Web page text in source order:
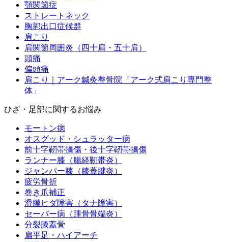
顎関節症
ストレートネック
胸郭出口症候群
肩こり
肩関節周囲炎（四十肩・五十肩）
頭痛
偏頭痛
肩こり｜アーク鍼灸整骨院「アーク式肩こり専門整
体」
ひざ・足部に関するお悩み
モートン病
オスグッド・シュラッター病
前十字靭帯損傷・後十字靭帯損傷
ランナー膝（腸経靭帯炎）
ジャンパー膝（膝蓋腱炎）
疲労骨折
巻き爪補正
滑膜ヒダ障害（タナ障害）
セーバー病（踵骨骨端炎）
分裂膝蓋骨
扁平足・ハイアーチ